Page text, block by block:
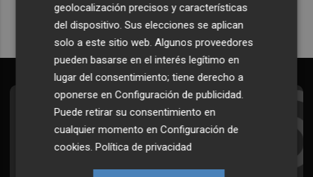
Suscríbete al Boletín
Todos los días a primera hora en tu email
¡Quiero suscribirme!
geolocalización precisos y características
del dispositivo. Sus elecciones se aplican
solo a este sitio web. Algunos proveedores
pueden basarse en el interés legítimo en
lugar del consentimiento; tiene derecho a
oponerse enConfiguración de publicidad.
Puede retirar su consentimiento en
cualquier momento enConfiguración de
cookies.Política de privacidad